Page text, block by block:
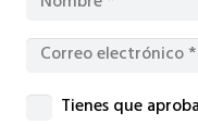
Tienes que